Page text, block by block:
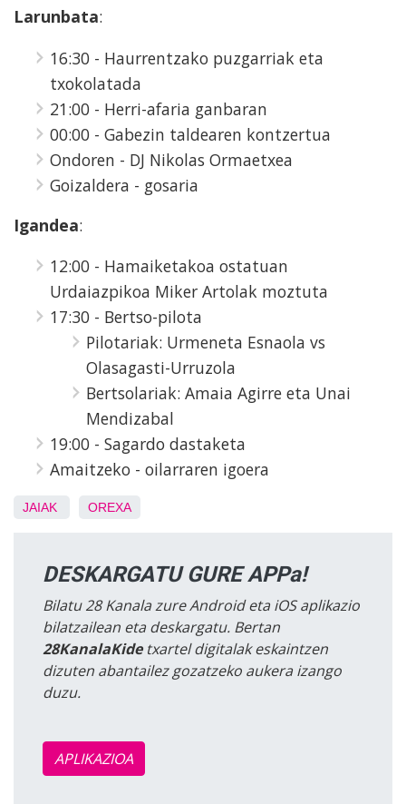
Larunbata:
16:30 - Haurrentzako puzgarriak eta
txokolatada
21:00 - Herri-afaria ganbaran
00:00 - Gabezin taldearen kontzertua
Ondoren - DJ Nikolas Ormaetxea
Goizaldera - gosaria
Igandea:
12:00 - Hamaiketakoa ostatuan
Urdaiazpikoa Miker Artolak moztuta
17:30 - Bertso-pilota
Pilotariak: Urmeneta Esnaola vs
Olasagasti-Urruzola
Bertsolariak: Amaia Agirre eta Unai
Mendizabal
19:00 - Sagardo dastaketa
Amaitzeko - oilarraren igoera
JAIAK OREXA
DESKARGATU GURE APPa!
Bilatu 28 Kanala zure Android eta iOS aplikazio
bilatzailean eta deskargatu. Bertan
28KanalaKidetxartel digitalak eskaintzen
dizuten abantailez gozatzeko aukera izango
duzu.
APLIKAZIOA